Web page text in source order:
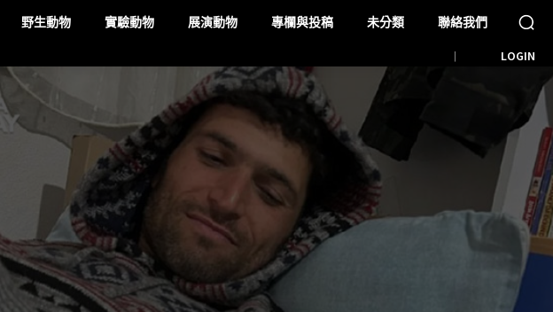
野生動物 實驗動物 展演動物 專欄與投稿 未分類 聯絡我們
LOGIN